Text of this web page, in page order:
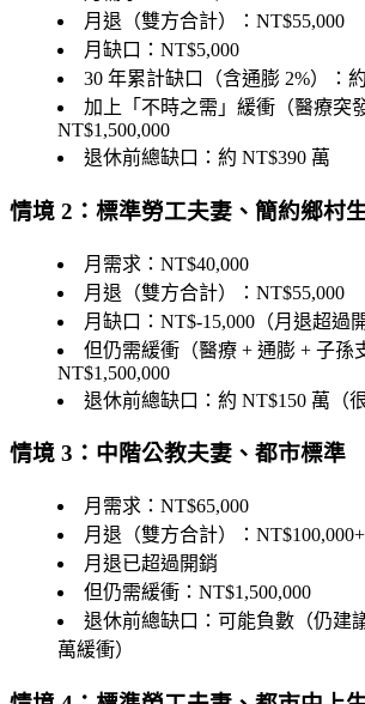
月退（雙方合計）：NT$55,000
月缺口：NT$5,000
30 年累計缺口（含通膨 2%）：
加上「不時之需」緩衝（醫療突
NT$1,500,000
退休前總缺口：約 NT$390 萬
情境 2：標準勞工夫妻、簡約鄉村
月需求：NT$40,000
月退（雙方合計）：NT$55,000
月缺口：NT$-15,000（月退超過
但仍需緩衝（醫療 + 通膨 + 子孫
NT$1,500,000
退休前總缺口：約 NT$150 萬 （
情境 3：中階公教夫妻、都市標準
月需求：NT$65,000
月退（雙方合計）：NT$100,000+
月退已超過開銷
但仍需緩衝：NT$1,500,000
退休前總缺口：可能負數 （仍建
萬緩衝）